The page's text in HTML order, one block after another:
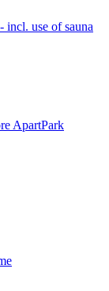
use of sauna
ApartPark